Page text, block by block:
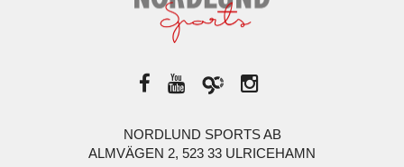
NORDLUND SPORTS AB
ALMVÄGEN 2, 523 33 ULRICEHAMN